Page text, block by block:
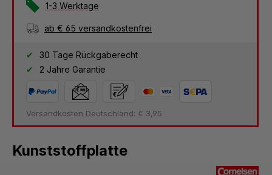
1-3 Werktage
ab € 65 versandkostenfrei
30 Tage Rückgaberecht
2 Jahre Garantie
Versandkosten Deutschland: € 3,95
Kunststoffplatte